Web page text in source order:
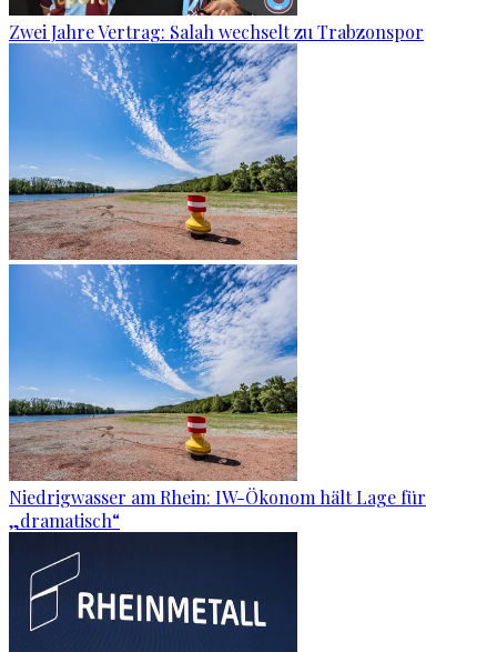
Zwei Jahre Vertrag: Salah wechselt zu Trabzonspor
Niedrigwasser am Rhein: IW-Ökonom hält Lage für
„dramatisch“